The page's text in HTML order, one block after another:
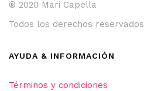
® 2020 Mari Capella
Todos los derechos reservados
AYUDA & INFORMACIÓN
Términos y condiciones